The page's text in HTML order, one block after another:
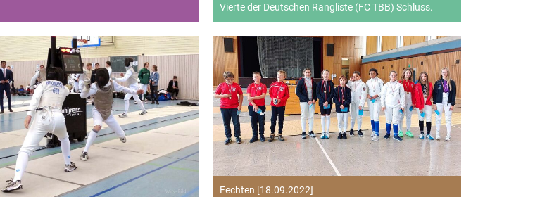
Vierte der Deutschen Rangliste (FC TBB) Schluss.
Fechten [18.09.2022]